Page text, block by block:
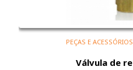
PEÇAS E
Válvula de